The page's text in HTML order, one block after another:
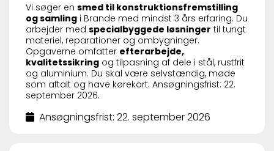
Vi søger en smed til konstruktionsfremstilling
og samling i Brande med mindst 3 års erfaring. Du
arbejder med specialbyggede løsninger til tungt
materiel, reparationer og ombygninger.
Opgaverne omfatter efterarbejde,
kvalitetssikring og tilpasning af dele i stål, rustfrit
og aluminium. Du skal være selvstændig, møde
som aftalt og have kørekort. Ansøgningsfrist: 22.
september 2026.
Ansøgningsfrist: 22. september 2026